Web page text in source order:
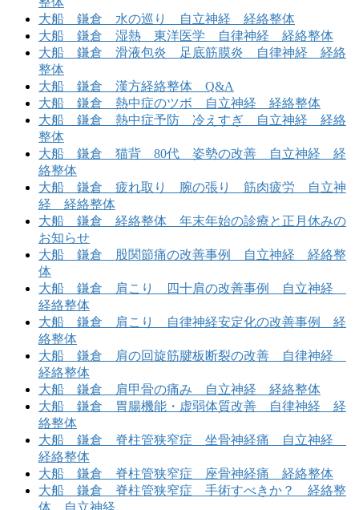
大船 鎌倉 水の巡り 自立神経 経絡整体
大船 鎌倉 湿熱 東洋医学 自律神経 経絡整体
大船 鎌倉 滑液包炎 足底筋膜炎 自律神経 経絡
整体
大船 鎌倉 漢方経絡整体 Q&A
大船 鎌倉 熱中症のツボ 自立神経 経絡整体
大船 鎌倉 熱中症予防 冷えすぎ 自立神経 経絡
整体
大船 鎌倉 猫背 80代 姿勢の改善 自立神経 経
絡整体
大船 鎌倉 疲れ取り 腕の張り 筋肉疲労 自立神
経 経絡整体
大船 鎌倉 経絡整体 年末年始の診療と正月休みの
お知らせ
大船 鎌倉 股関節痛の改善事例 自立神経 経絡整
体
大船 鎌倉 肩こり 四十肩の改善事例 自立神経
経絡整体
大船 鎌倉 肩こり 自律神経安定化の改善事例 経
絡整体
大船 鎌倉 肩の回旋筋腱板断裂の改善 自律神経
経絡整体
大船 鎌倉 肩甲骨の痛み 自立神経 経絡整体
大船 鎌倉 胃腸機能・虚弱体質改善 自律神経 経
絡整体
大船 鎌倉 脊柱管狭窄症 坐骨神経痛 自立神経
経絡整体
大船 鎌倉 脊柱管狭窄症 座骨神経痛 経絡整体
大船 鎌倉 脊柱管狭窄症 手術すべきか？ 経絡整